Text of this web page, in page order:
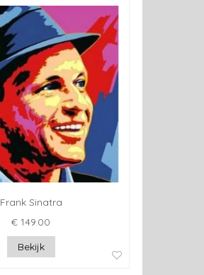
Frank Sinatra
€ 149.00
Bekijk